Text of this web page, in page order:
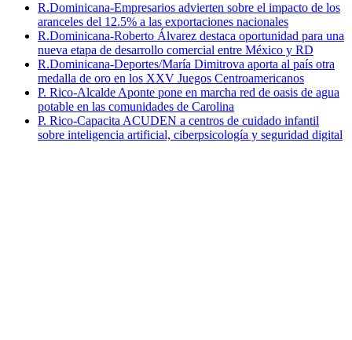
R.Dominicana-Empresarios advierten sobre el impacto de los
aranceles del 12.5% a las exportaciones nacionales
R.Dominicana-Roberto Álvarez destaca oportunidad para una
nueva etapa de desarrollo comercial entre México y RD
R.Dominicana-Deportes/María Dimitrova aporta al país otra
medalla de oro en los XXV Juegos Centroamericanos
P. Rico-Alcalde Aponte pone en marcha red de oasis de agua
potable en las comunidades de Carolina
P. Rico-Capacita ACUDEN a centros de cuidado infantil
sobre inteligencia artificial, ciberpsicología y seguridad digital